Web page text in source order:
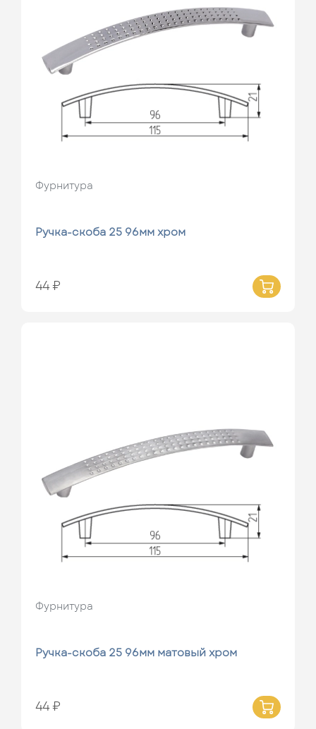
Фурнитура
Ручка-скоба 25 96мм хром
44 ₽
Фурнитура
Ручка-скоба 25 96мм матовый хром
44 ₽